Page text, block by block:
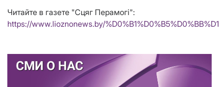
Читайте в газете "Сцяг Перамогi":
https://www.lioznonews.by/